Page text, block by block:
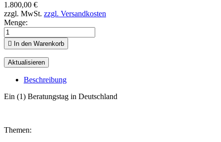
1.800,00 €
zzgl. MwSt. zzgl. Versandkosten
Menge:
 In den Warenkorb
Beschreibung
Ein (1) Beratungstag in Deutschland
Themen: